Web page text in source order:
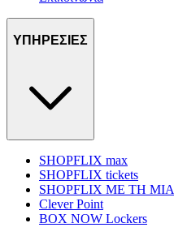
ΥΠΗΡΕΣΙΕΣ
SHOPFLIX max
SHOPFLIX tickets
SHOPFLIX ΜΕ ΤΗ ΜΙΑ
Clever Point
BOX NOW Lockers